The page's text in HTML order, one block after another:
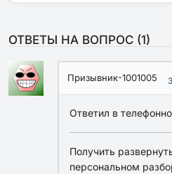
ОТВЕТЫ НА ВОПРОС (1)
Призывник-1001005
Ответил в
Получить
персональном